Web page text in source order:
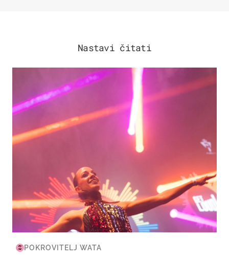
Nastavi čitati
KULTURA & ZABAVA
POKROVITELJ WATA